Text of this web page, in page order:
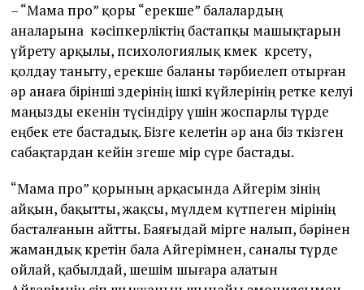
– “Мама про” қоры “ерекше” балалардың
аналарына кәсіпкерліктің бастапқы машықтарын
үйрету арқылы, психологиялық көмек көрсету,
қолдау таныту, ерекше баланы тәрбиелеп отырған
әр анаға бірінші өздерінің ішкі күйлерінің ретке келуі
маңызды екенін түсіндіру үшін жоспарлы түрде
еңбек ете бастадық. Бізге келетін әр ана біз өткізген
сабақтардан кейін өзгеше өмір сүре бастады.
“Мама про” қорының арқасында Айгерім өзінің
айқын, бақытты, жақсы, мүлдем күтпеген өмірінің
басталғанын айтты. Баяғыдай өмірге налып, бәрінен
жамандық көретін бала Айгерімнен, саналы түрде
ойлай, қабылдай, шешім шығара алатын